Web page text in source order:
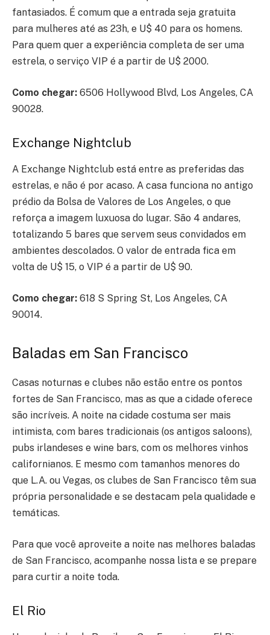
fantasiados. É comum que a entrada seja gratuita
para mulheres até as 23h, e U$ 40 para os homens.
Para quem quer a experiência completa de ser uma
estrela, o serviço VIP é a partir de U$ 2000.
Como chegar: 6506 Hollywood Blvd, Los Angeles, CA
90028.
Exchange Nightclub
A Exchange Nightclub está entre as preferidas das
estrelas, e não é por acaso. A casa funciona no antigo
prédio da Bolsa de Valores de Los Angeles, o que
reforça a imagem luxuosa do lugar. São 4 andares,
totalizando 5 bares que servem seus convidados em
ambientes descolados. O valor de entrada fica em
volta de U$ 15, o VIP é a partir de U$ 90.
Como chegar: 618 S Spring St, Los Angeles, CA
90014.
Baladas em San Francisco
Casas noturnas e clubes não estão entre os pontos
fortes de San Francisco, mas as que a cidade oferece
são incríveis. A noite na cidade costuma ser mais
intimista, com bares tradicionais (os antigos saloons),
pubs irlandeses e wine bars, com os melhores vinhos
californianos. E mesmo com tamanhos menores do
que L.A. ou Vegas, os clubes de San Francisco têm sua
própria personalidade e se destacam pela qualidade e
temáticas.
Para que você aproveite a noite nas melhores baladas
de San Francisco, acompanhe nossa lista e se prepare
para curtir a noite toda.
El Rio